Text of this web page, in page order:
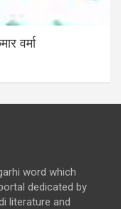
वर्मा
word which
dedicated by
literature and